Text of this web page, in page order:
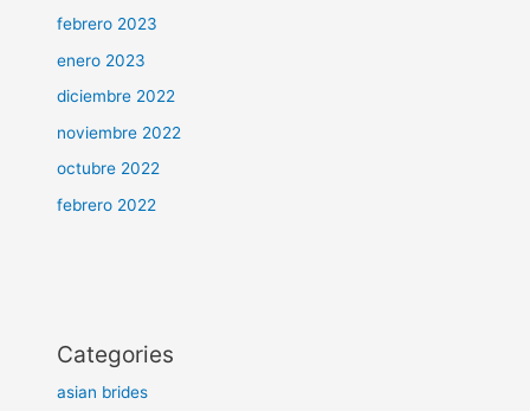
febrero 2023
enero 2023
diciembre 2022
noviembre 2022
octubre 2022
febrero 2022
Categories
asian brides